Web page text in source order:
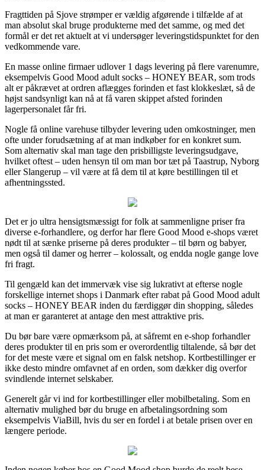
Fragttiden på Sjove strømper er vældig afgørende i tilfælde af at
man absolut skal bruge produkterne med det samme, og med det
formål er det ret aktuelt at vi undersøger leveringstidspunktet for den
vedkommende vare.
En masse online firmaer udlover 1 dags levering på flere varenumre,
eksempelvis Good Mood adult socks – HONEY BEAR, som trods
alt er påkrævet at ordren aflægges forinden et fast klokkeslæt, så de
højst sandsynligt kan nå at få varen skippet afsted forinden
lagerpersonalet får fri.
Nogle få online varehuse tilbyder levering uden omkostninger, men
ofte under forudsætning af at man indkøber for en konkret sum.
Som alternativ skal man tage den prisbilligste leveringsudgave,
hvilket oftest – uden hensyn til om man bor tæt på Taastrup, Nyborg
eller Slangerup – vil være at få dem til at køre bestillingen til et
afhentningssted.
Det er jo ultra hensigtsmæssigt for folk at sammenligne priser fra
diverse e-forhandlere, og derfor har flere Good Mood e-shops været
nødt til at sænke priserne på deres produkter – til børn og babyer,
men også til damer og herrer – kolossalt, og endda nogle gange love
fri fragt.
Til gengæld kan det immervæk vise sig lukrativt at efterse nogle
forskellige internet shops i Danmark efter rabat på Good Mood adult
socks – HONEY BEAR inden du færdiggør din shopping, således
at man er garanteret at antage den mest attraktive pris.
Du bør bare være opmærksom på, at såfremt en e-shop forhandler
deres produkter til en pris som er overordentlig tiltalende, så bør det
for det meste være et signal om en falsk netshop. Kortbestillinger er
ikke desto mindre omfavnet af en orden, som dækker dig overfor
svindlende internet selskaber.
Generelt går vi ind for kortbestillinger eller mobilbetaling. Som en
alternativ mulighed bør du bruge en afbetalingsordning som
eksempelvis ViaBill, hvis du ser en fordel i at betale prisen over en
længere periode.